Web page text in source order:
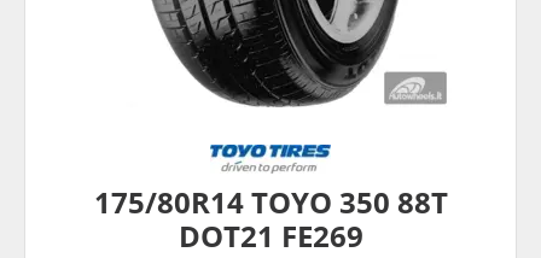
175/80R14 TOYO 350 88T
DOT21 FE269